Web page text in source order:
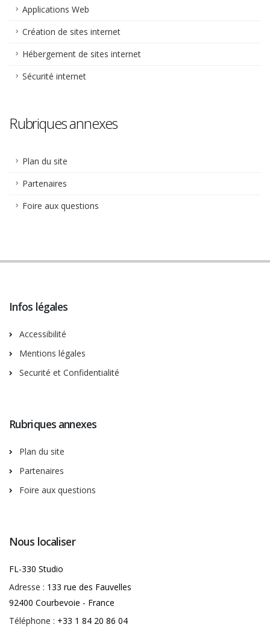
Applications Web
Création de sites internet
Hébergement de sites internet
Sécurité internet
Rubriques annexes
Plan du site
Partenaires
Foire aux questions
Infos légales
Accessibilité
Mentions légales
Securité et Confidentialité
Rubriques annexes
Plan du site
Partenaires
Foire aux questions
Nous localiser
FL-330 Studio
Adresse : 133 rue des Fauvelles
92400 Courbevoie - France
Téléphone : +33 1 84 20 86 04